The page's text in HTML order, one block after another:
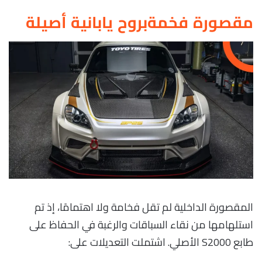
مقصورة فخمةبروح يابانية أصيلة
المقصورة الداخلية لم تقل فخامة ولا اهتمامًا، إذ تم
استلهامها من نقاء السباقات والرغبة في الحفاظ على
طابع S2000 الأصلي. اشتملت التعديلات على: